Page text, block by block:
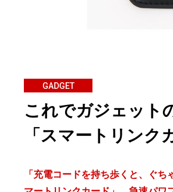
GADGET
これでガジェット
「スマートリンク
「充電コードを持ち歩くと、ぐ